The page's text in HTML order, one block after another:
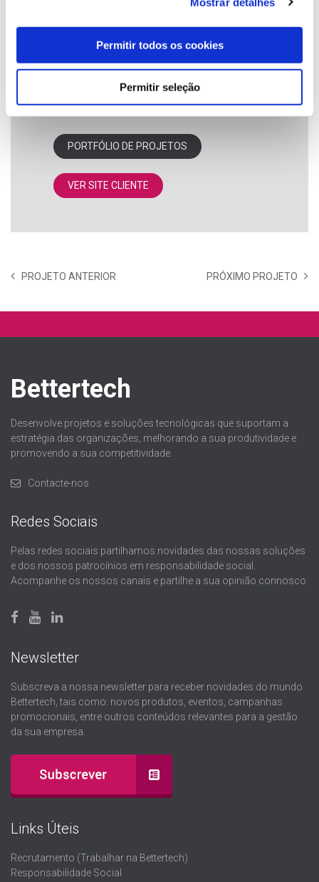
Permitir todos os cookies
Permitir seleção
WMS – Gestão de armazém
→ Gestão de produção
Processos de importação e
exportação
PORTFÓLIO DE PROJETOS
VER SITE CLIENTE
PROJETO ANTERIOR PRÓXIMO PROJETO
Bettertech
Desenvolve projetos e soluções tecnológicas que suportam a
estratégia das organizações, melhorando a sua produtividade e
promovendo a sua competitividade.
Contacte-nos
Redes Sociais
Pelas redes sociais partilhamos novidades das nossas soluções
e dos nossos patrocínios em responsabilidade social.
Acompanhe os nossos canais e partilhe a sua opinião connosco.
Newsletter
Subscreva a nossa newsletter para receber novidades do mundo
Bettertech, tais como: novos produtos, eventos, campanhas
promocionais, entre outros conteúdos relevantes para a gestão
da sua empresa.
Links Úteis
Recrutamento (Trabalhar na Bettertech)
Responsabilidade Social